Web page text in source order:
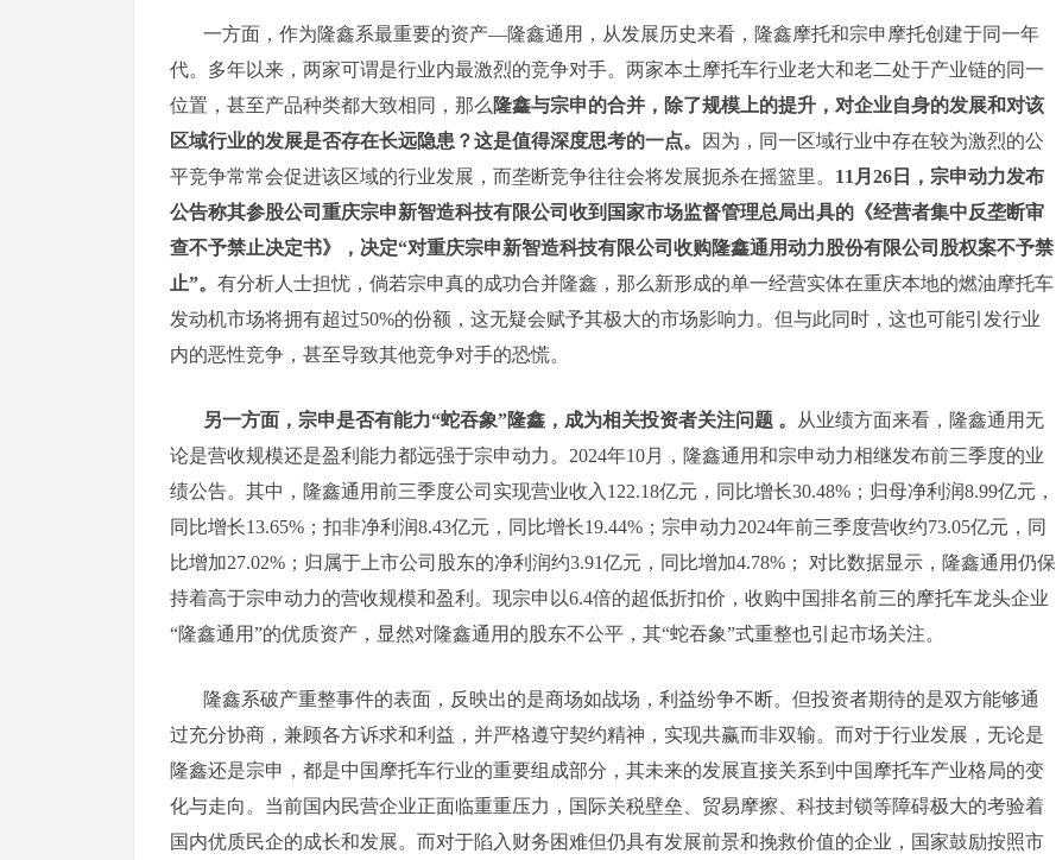
一方面，作为隆鑫系最重要的资产—隆鑫通用，从发展历史来看，隆鑫摩托和宗申摩托创建于同一年
代。多年以来，两家可谓是行业内最激烈的竞争对手。两家本土摩托车行业老大和老二处于产业链的同一
位置，甚至产品种类都大致相同，那么 隆鑫与宗申的合并，除了规模上的提升，对企业自身的发展和对该
区域行业的发展是否存在长远隐患？这是值得深度思考的一点。
因为，同一区域行业中存在较为激烈的公
平竞争常常会促进该区域的行业发展，而垄断竞争往往会将发展扼杀在摇篮里。 11月26日，宗申动力发布
公告称其参股公司重庆宗申新智造科技有限公司收到国家市场监督管理总局出具的《经营者集中反垄断审
查不予禁止决定书》，决定“对重庆宗申新智造科技有限公司收购隆鑫通用动力股份有限公司股权案不予禁
止”。 有分析人士担忧，倘若宗申真的成功合并隆鑫，那么新形成的单一经营实体在重庆本地的燃油摩托车
发动机市场将拥有超过50%的份额，这无疑会赋予其极大的市场影响力。但与此同时，这也可能引发行业
内的恶性竞争，甚至导致其他竞争对手的恐慌。
另一方面，宗申是否有能力“蛇吞象”隆鑫，成为相关投资者关注问题 。
从业绩方面来看，隆鑫通用无
论是营收规模还是盈利能力都远强于宗申动力。2024年10月，隆鑫通用和宗申动力相继发布前三季度的业
绩公告。其中，隆鑫通用前三季度公司实现营业收入122.18亿元，同比增长30.48%；归母净利润8.99亿元，
同比增长13.65%；扣非净利润8.43亿元，同比增长19.44%；宗申动力2024年前三季度营收约73.05亿元，同
比增加27.02%；归属于上市公司股东的净利润约3.91亿元，同比增加4.78%； 对比数据显示，隆鑫通用仍保
持着高于宗申动力的营收规模和盈利。现宗申以6.4倍的超低折扣价，收购中国排名前三的摩托车龙头企业
“隆鑫通用”的优质资产，显然对隆鑫通用的股东不公平，其“蛇吞象”式重整也引起市场关注。
隆鑫系破产重整事件的表面，反映出的是商场如战场，利益纷争不断。但投资者期待的是双方能够通
过充分协商，兼顾各方诉求和利益，并严格遵守契约精神，实现共赢而非双输。而对于行业发展，无论是
隆鑫还是宗申，都是中国摩托车行业的重要组成部分，其未来的发展直接关系到中国摩托车产业格局的变
化与走向。当前国内民营企业正面临重重压力，国际关税壁垒、贸易摩擦、科技封锁等障碍极大的考验着
国内优质民企的成长和发展。而对于陷入财务困难但仍具有发展前景和挽救价值的企业，国家鼓励按照市